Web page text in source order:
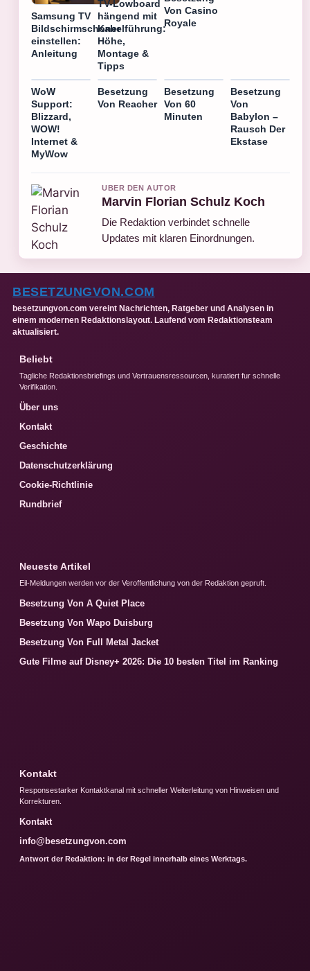
Samsung TV
Bildschirmschoner
einstellen:
Anleitung
TV-Lowboard
hängend mit
Kabelführung:
Höhe,
Montage &
Tipps
Von Casino
Royale
WoW
Support:
Blizzard,
WOW!
Internet &
MyWow
Besetzung
Von Reacher
Besetzung
Von 60
Minuten
Besetzung
Von
Babylon –
Rausch Der
Ekstase
UBER DEN AUTOR
Marvin Florian Schulz Koch
Die Redaktion verbindet schnelle
Updates mit klaren Einordnungen.
BESETZUNGVON.COM
besetzungvon.com vereint Nachrichten, Ratgeber und Analysen in
einem modernen Redaktionslayout. Laufend vom Redaktionsteam
aktualisiert.
Beliebt
Tagliche Redaktionsbriefings und Vertrauensressourcen, kuratiert fur schnelle
Verifikation.
Über uns
Kontakt
Geschichte
Datenschutzerklärung
Cookie-Richtlinie
Rundbrief
Neueste Artikel
Eil-Meldungen werden vor der Veroffentlichung von der Redaktion gepruft.
Besetzung Von A Quiet Place
Besetzung Von Wapo Duisburg
Besetzung Von Full Metal Jacket
Gute Filme auf Disney+ 2026: Die 10 besten Titel im Ranking
Kontakt
Responsestarker Kontaktkanal mit schneller Weiterleitung von Hinweisen und
Korrekturen.
Kontakt
info@besetzungvon.com
Antwort der Redaktion: in der Regel innerhalb eines Werktags.